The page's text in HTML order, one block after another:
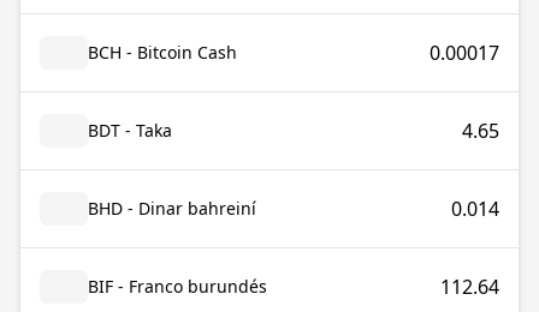
BCH - Bitcoin Cash 0.00017
BDT - Taka 4.65
BHD - Dinar bahreiní 0.014
BIF - Franco burundés 112.64